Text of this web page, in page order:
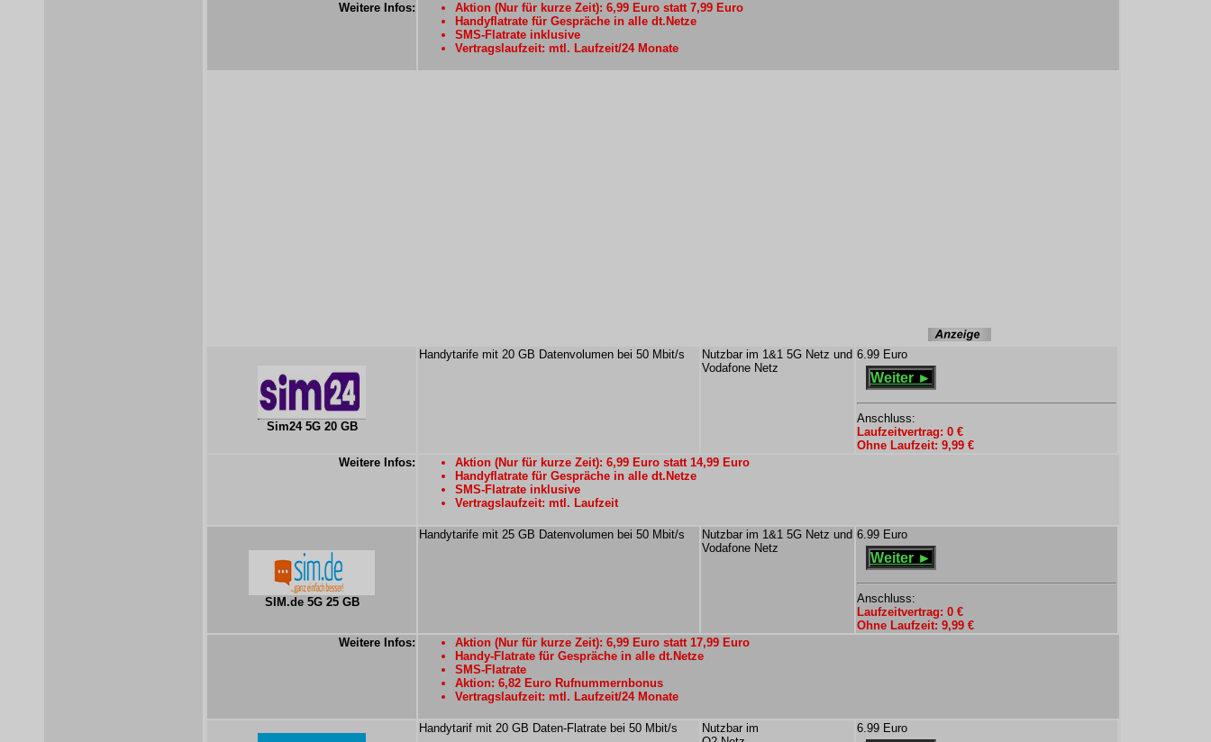
Weitere Infos:
Aktion (Nur für kurze Zeit): 6,99 Euro statt 7,99 Euro
Handyflatrate für Gespräche in alle dt.Netze
SMS-Flatrate inklusive
Vertragslaufzeit: mtl. Laufzeit/24 Monate
Sim24 5G 20 GB
Handytarife mit 20 GB Datenvolumen bei 50 Mbit/s
Nutzbar im 1&1 5G Netz und
Vodafone Netz
6.99 Euro
Weiter ►
Anschluss:
Laufzeitvertrag: 0 €
Ohne Laufzeit: 9,99 €
Weitere Infos:
Aktion (Nur für kurze Zeit): 6,99 Euro statt 14,99 Euro
Handyflatrate für Gespräche in alle dt.Netze
SMS-Flatrate inklusive
Vertragslaufzeit: mtl. Laufzeit
SIM.de 5G 25 GB
Handytarife mit 25 GB Datenvolumen bei 50 Mbit/s
Nutzbar im 1&1 5G Netz und
Vodafone Netz
6.99 Euro
Weiter ►
Anschluss:
Laufzeitvertrag: 0 €
Ohne Laufzeit: 9,99 €
Weitere Infos:
Aktion (Nur für kurze Zeit): 6,99 Euro statt 17,99 Euro
Handy-Flatrate für Gespräche in alle dt.Netze
SMS-Flatrate
Aktion: 6,82 Euro Rufnummernbonus
Vertragslaufzeit: mtl. Laufzeit/24 Monate
Handytarif mit 20 GB Daten-Flatrate bei 50 Mbit/s
Nutzbar im
6.99 Euro